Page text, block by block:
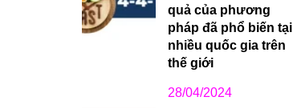
quả của phương
pháp đã phổ biến tại
nhiều quốc gia trên
thế giới
28/04/2024